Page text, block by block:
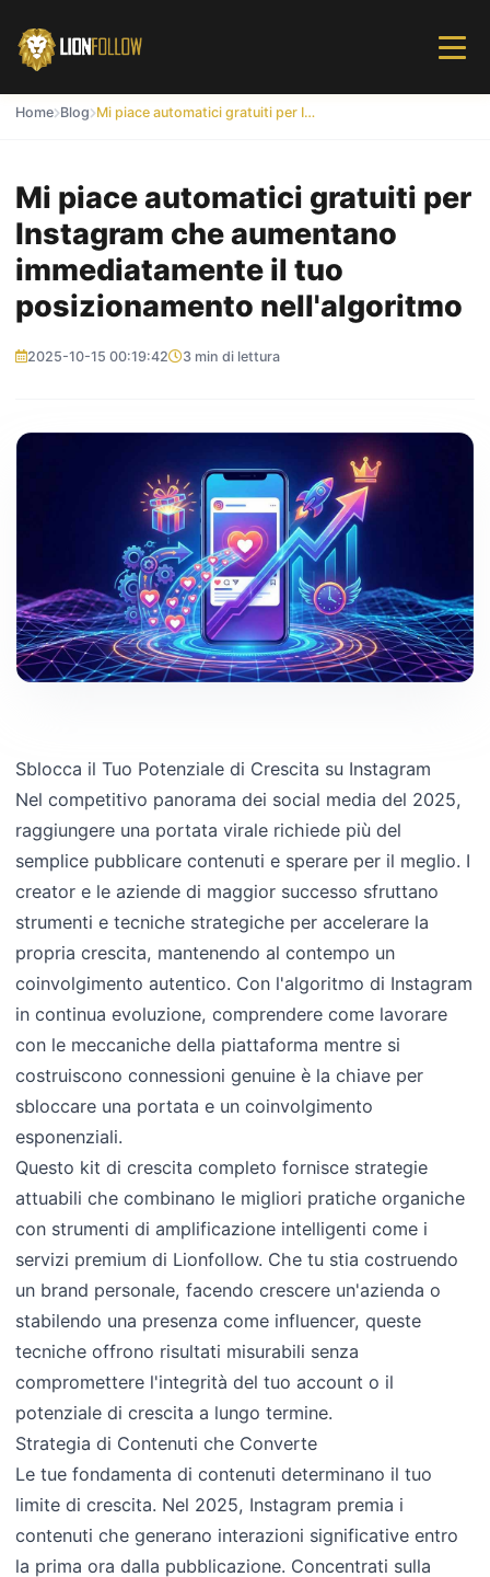
Home Blog Mi piace automatici gratuiti per Instagram che aumentano immediatamente il tuo posizionamento nell'algoritmo
Mi piace automatici gratuiti per
Instagram che aumentano
immediatamente il tuo
posizionamento nell'algoritmo
2025-10-15 00:19:42 3 min di lettura
Sblocca il Tuo Potenziale di Crescita su Instagram
Nel competitivo panorama dei social media del 2025,
raggiungere una portata virale richiede più del
semplice pubblicare contenuti e sperare per il meglio. I
creator e le aziende di maggior successo sfruttano
strumenti e tecniche strategiche per accelerare la
propria crescita, mantenendo al contempo un
coinvolgimento autentico. Con l'algoritmo di Instagram
in continua evoluzione, comprendere come lavorare
con le meccaniche della piattaforma mentre si
costruiscono connessioni genuine è la chiave per
sbloccare una portata e un coinvolgimento
esponenziali.
Questo kit di crescita completo fornisce strategie
attuabili che combinano le migliori pratiche organiche
con strumenti di amplificazione intelligenti come i
servizi premium di Lionfollow. Che tu stia costruendo
un brand personale, facendo crescere un'azienda o
stabilendo una presenza come influencer, queste
tecniche offrono risultati misurabili senza
compromettere l'integrità del tuo account o il
potenziale di crescita a lungo termine.
Strategia di Contenuti che Converte
Le tue fondamenta di contenuti determinano il tuo
limite di crescita. Nel 2025, Instagram premia i
contenuti che generano interazioni significative entro
la prima ora dalla pubblicazione. Concentrati sulla